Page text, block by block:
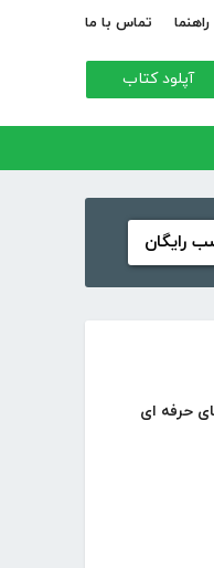
راهنما تماس با ما
آپلود کتاب
رایگان
حرفه ای